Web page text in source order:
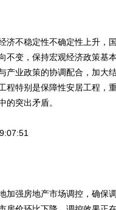
不稳定性不确定性上升，
不变，保持宏观经济政策基
产业政策的协调配合，加大
程特别是保障性安居工程，
的突出矛盾。
强房地产市场调控，确保调